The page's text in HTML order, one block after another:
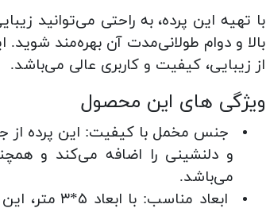
با تهیه این پرده، به راحتی می‌توانید
بالا و دوام طولانی‌مدت آن بهره‌مند شوید.
از زیبایی، کیفیت و کاربری عالی می‌باشد.
ویژگی های این محصول
جنس مخمل با کیفیت: این پرده
و دلنشینی را اضافه می‌کند و
می‌باشد.
ابعاد